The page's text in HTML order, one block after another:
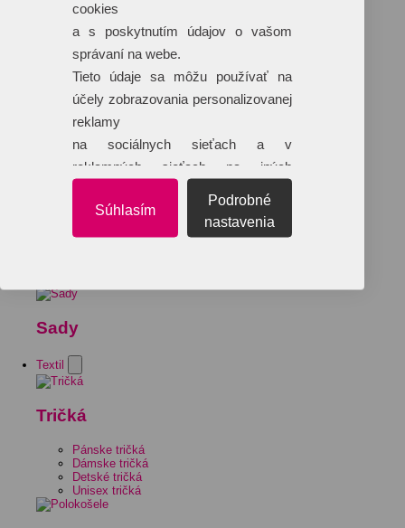
Sady
Textil
Tričká
Pánske tričká
Dámske tričká
Detské tričká
Unisex tričká
cookies
a s poskytnutím údajov o vašom
správaní na webe.
Tieto údaje sa môžu používať na
účely zobrazovania personalizovanej
reklamy
na sociálnych sieťach a v
reklamných sieťach na iných
Súhlasím
Podrobné
nastavenia